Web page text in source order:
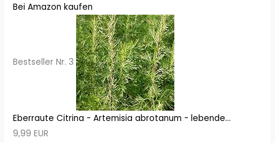
Bei Amazon kaufen
Bestseller Nr. 3
Eberraute Citrina - Artemisia abrotanum - lebende...
9,99 EUR